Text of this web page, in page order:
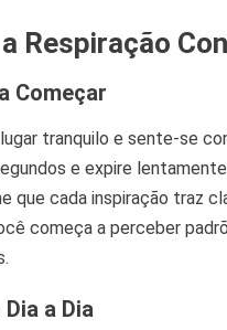
Respiração
Começar
tranquilo e sente-se
e expire
que cada inspiração traz
começa a perceber
a Dia